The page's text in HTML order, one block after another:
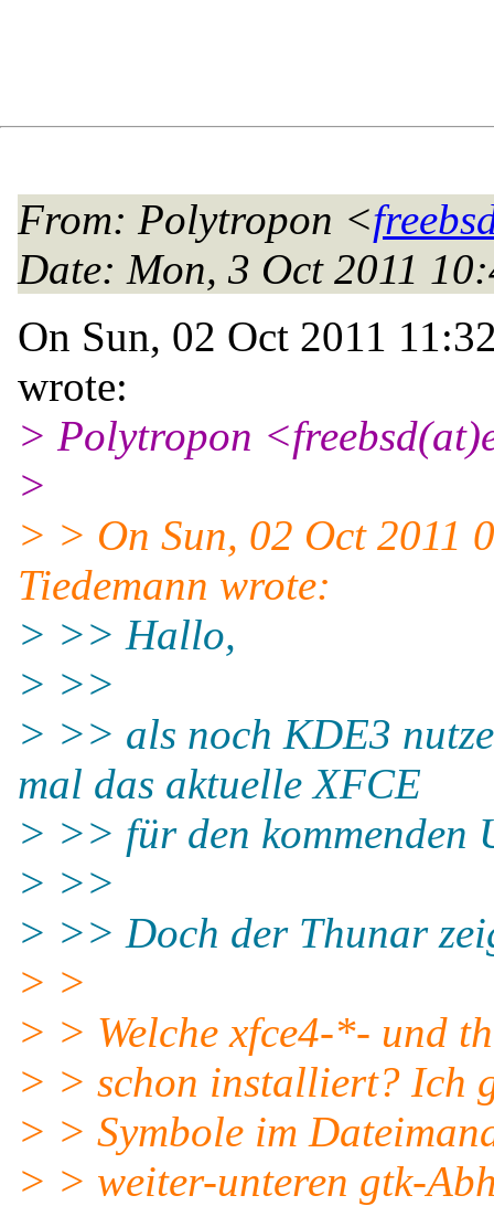
From: Polytropon <
Date: Mon, 3 Oct 2011
On Sun, 02 Oct 2011
wrote:
> Polytropon
>
> > On Sun, 02 Oct 2011
Tiedemann wrote:
> >> Hallo,
> >>
> >> als noch KDE3
mal das aktuelle XFCE
> >> für den kommenden
> >>
> >> Doch der Thunar
> >
> > Welche xfce4-*- und
> > schon installiert? Ich
> > Symbole im
> > weiter-unteren gtk-